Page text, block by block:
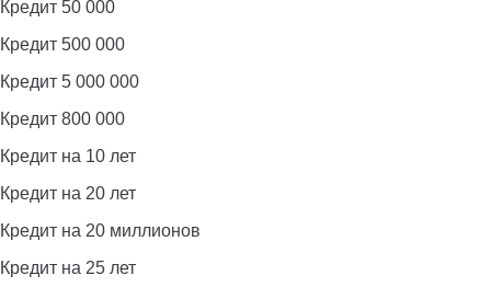
Кредит 50 000
Кредит 500 000
Кредит 5 000 000
Кредит 800 000
Кредит на 10 лет
Кредит на 20 лет
Кредит на 20 миллионов
Кредит на 25 лет